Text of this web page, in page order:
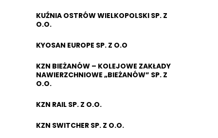
KUŹNIA OSTRÓW WIELKOPOLSKI SP. Z
O.O.
KYOSAN EUROPE SP. Z O.O
KZN BIEŻANÓW – KOLEJOWE ZAKŁADY
NAWIERZCHNIOWE „BIEŻANÓW” SP. Z
O.O.
KZN RAIL SP. Z O.O.
KZN SWITCHER SP. Z O.O.